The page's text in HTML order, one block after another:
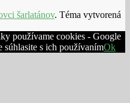
šarlatánov. Téma vytvorená
používame cookies - Google
súhlasite s ich používanímOk